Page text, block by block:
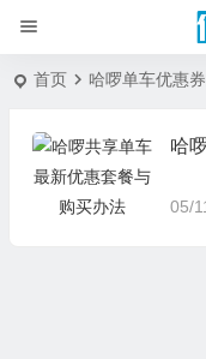
首页 哈啰单车优惠
哈
05/